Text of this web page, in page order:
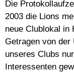
Die
2003 die Lions
neue Clublokal in
Getragen von
unseres Clubs
Interessenten